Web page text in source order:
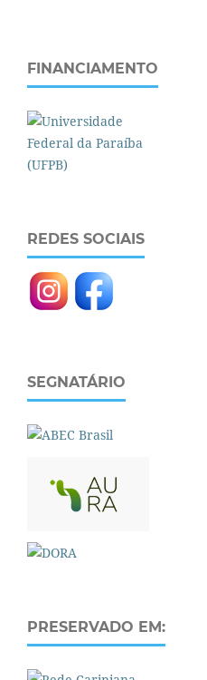
FINANCIAMENTO
REDES SOCIAIS
SEGNATÁRIO
PRESERVADO EM: